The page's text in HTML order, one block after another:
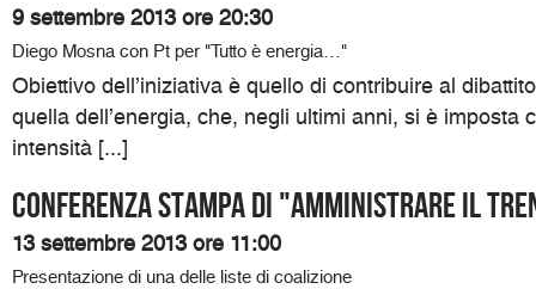
9 settembre 2013 ore 20:30
Diego Mosna con Pt per "Tutto è energia…"
Obiettivo dell’iniziativa è quello di contribuire al
quella dell’energia, che, negli ultimi anni, si è imposta
intensità [...]
Conferenza Stampa di "Amministrare il
13 settembre 2013 ore 11:00
Presentazione di una delle liste di coalizione